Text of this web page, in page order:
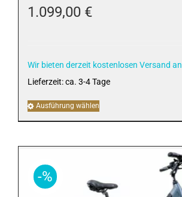
Preis
1.099,00 €
ist:
Wir bieten derzeit kostenlosen Versand an
Lieferzeit:ca. 3-4 Tage
Ausführung wählen
Produkt
mehrere
auf.
Die
-%